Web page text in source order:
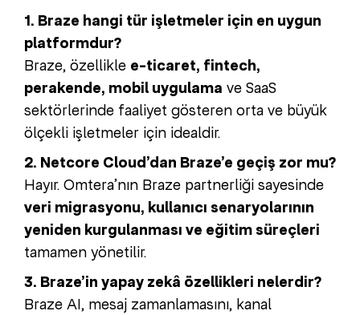
1. Braze hangi tür işletmeler için en uygun
platformdur?
Braze, özellikle e-ticaret, fintech,
perakende, mobil uygulama ve SaaS
sektörlerinde faaliyet gösteren orta ve büyük
ölçekli işletmeler için idealdir.
2. Netcore Cloud’dan Braze’e geçiş zor mu?
Hayır. Omtera’nın Braze partnerliği sayesinde
veri migrasyonu, kullanıcı senaryolarının
yeniden kurgulanması ve eğitim süreçleri
tamamen yönetilir.
3. Braze’in yapay zekâ özellikleri nelerdir?
Braze AI, mesaj zamanlamasını, kanal